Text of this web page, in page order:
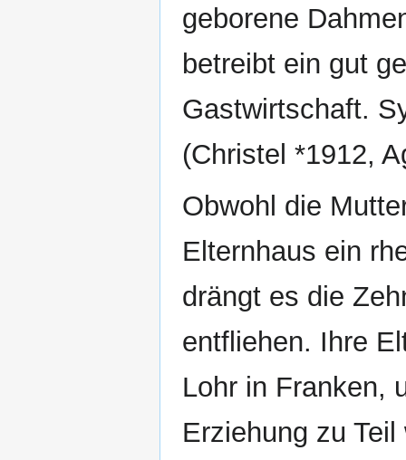
geborene
betreibt ein gut
Gastwirtschaft.
(Christel *1912,
Obwohl die
Elternhaus ein
drängt es die
entfliehen. Ihre
Lohr in Franken,
Erziehung zu